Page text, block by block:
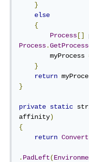
}
else
{
Process[]
Process.
        myProcess
}
return
}
private static
affinity)
{
return Convert
. PadLeft(